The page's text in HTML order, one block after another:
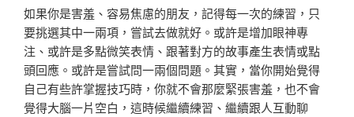
如果你是害羞、容易焦慮的朋友，記得每一次的練習，只
要挑選其中一兩項，嘗試去做就好。或許是增加眼神專
注、或許是多點微笑表情、跟著對方的故事產生表情或點
頭回應。或許是嘗試問一兩個問題。其實，當你開始覺得
自己有些許掌握技巧時，你就不會那麼緊張害羞，也不會
覺得大腦一片空白，這時候繼續練習、繼續跟人互動聊